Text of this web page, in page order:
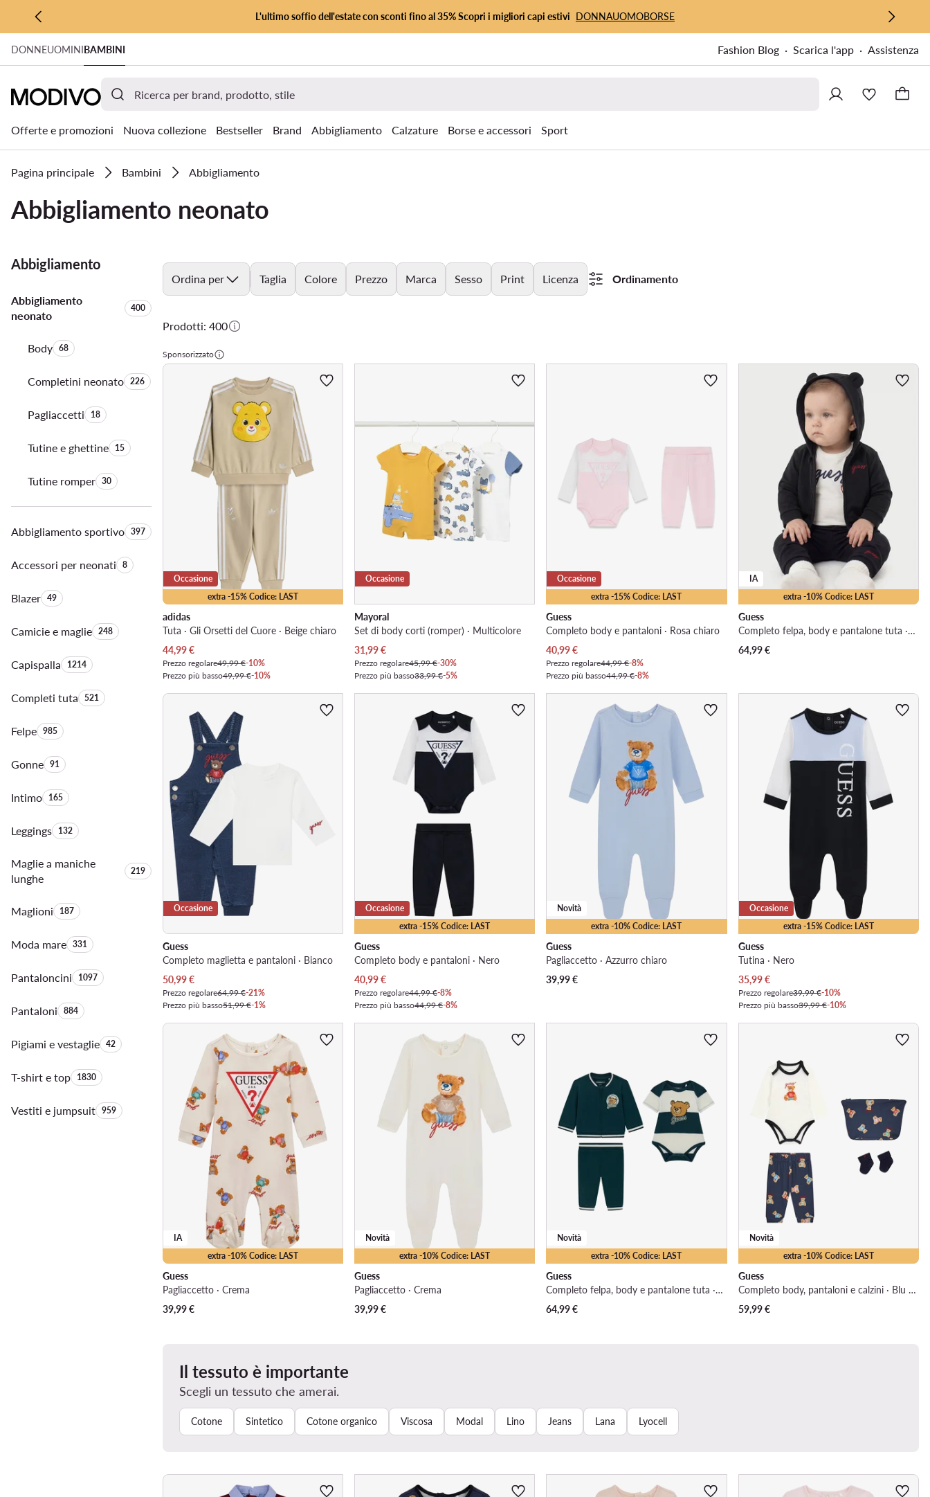
VAI AL CONTENUTO PRINCIPALE
VAI ALLA RICERCA
L'ultimo soffio dell'estate con sconti fino al 35% Scopri i migliori capi estivi DONNAUOMOBORSE
DONNEUOMINIBAMBINI Fashion Blog Scarica l'app Assistenza
Offerte e promozioni Nuova collezione Bestseller Brand Abbigliamento Calzature Borse e accessori Sport
Pagina principale Bambini Abbigliamento
Abbigliamento neonato
Abbigliamento
Abbigliamento
neonato
Quantità di prodotti:
400
BodyQuantità di prodotti:
68
Completini neonatoQuantità di prodotti:
226
PagliaccettiQuantità di prodotti:
18
Tutine e ghettineQuantità di prodotti:
15
Tutine romperQuantità di prodotti:
30
Abbigliamento sportivoQuantità di prodotti:
397
Accessori per neonatiQuantità di prodotti:
8
BlazerQuantità di prodotti:
49
Camicie e maglieQuantità di prodotti:
248
CapispallaQuantità di prodotti:
1214
Completi tutaQuantità di prodotti:
521
FelpeQuantità di prodotti:
985
GonneQuantità di prodotti:
91
IntimoQuantità di prodotti:
165
LeggingsQuantità di prodotti:
132
Maglie a maniche
lunghe
Quantità di prodotti:
219
MaglioniQuantità di prodotti:
187
Moda mareQuantità di prodotti:
331
PantalonciniQuantità di prodotti:
1097
PantaloniQuantità di prodotti:
884
Pigiami e vestaglieQuantità di prodotti:
42
T-shirt e topQuantità di prodotti:
1830
Vestiti e jumpsuitQuantità di prodotti:
959
Ordina per Taglia Colore Prezzo Marca Sesso Print Licenza Ordinamento
Prodotti: 400
Sponsorizzato
extra -15% Codice: LAST
Occasione
adidas
Tuta · Gli Orsetti del Cuore · Beige chiaro
Prezzo attuale
44,99€
Prezzo regolare49,99 €-10%
Prezzo più basso49,99 €-10%
Occasione
Mayoral
Set di body corti (romper) · Multicolore
Prezzo attuale
31,99€
Prezzo regolare45,99 €-30%
Prezzo più basso33,99 €-5%
extra -15% Codice: LAST
Occasione
Guess
Completo body e pantaloni · Rosa chiaro
Prezzo attuale
40,99€
Prezzo regolare44,99 €-8%
Prezzo più basso44,99 €-8%
extra -10% Codice: LAST
IA
Guess
Completo felpa, body e pantalone tuta · Blu scuro
64,99€
Occasione
Guess
Completo maglietta e pantaloni · Bianco
Prezzo attuale
50,99€
Prezzo regolare64,99 €-21%
Prezzo più basso51,99 €-1%
extra -15% Codice: LAST
Occasione
Guess
Completo body e pantaloni · Nero
Prezzo attuale
40,99€
Prezzo regolare44,99 €-8%
Prezzo più basso44,99 €-8%
extra -10% Codice: LAST
Novità
Guess
Pagliaccetto · Azzurro chiaro
39,99€
extra -15% Codice: LAST
Occasione
Guess
Tutina · Nero
Prezzo attuale
35,99€
Prezzo regolare39,99 €-10%
Prezzo più basso39,99 €-10%
extra -10% Codice: LAST
IA
Guess
Pagliaccetto · Crema
39,99€
extra -10% Codice: LAST
Novità
Guess
Pagliaccetto · Crema
39,99€
extra -10% Codice: LAST
Novità
Guess
Completo felpa, body e pantalone tuta · Verde scuro
64,99€
extra -10% Codice: LAST
Novità
Guess
Completo body, pantaloni e calzini · Blu scuro
59,99€
Il tessuto è importante
Scegli un tessuto che amerai.
Cotone Sintetico Cotone organico Viscosa Modal Lino Jeans Lana Lyocell